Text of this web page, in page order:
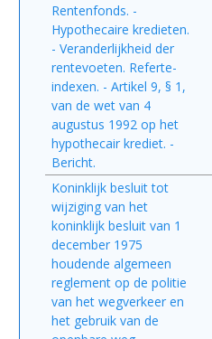
Rentenfonds. -
Hypothecaire kredieten.
- Veranderlijkheid der
rentevoeten. Referte-
indexen. - Artikel 9, § 1,
van de wet van 4
augustus 1992 op het
hypothecair krediet. -
Bericht.
Koninklijk besluit tot
wijziging van het
koninklijk besluit van 1
december 1975
houdende algemeen
reglement op de politie
van het wegverkeer en
het gebruik van de